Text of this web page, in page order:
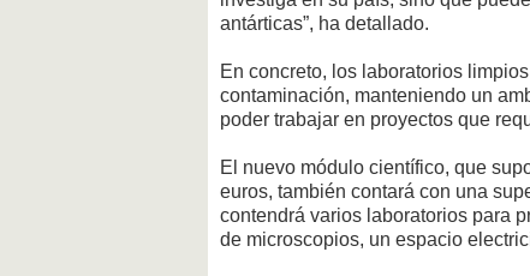
antárticas”, ha detallado.
En concreto, los laboratorios
contaminación, manteniendo un
poder trabajar en proyectos que
El nuevo módulo científico, que
euros, también contará con una
contendrá varios laboratorios para
de microscopios, un espacio